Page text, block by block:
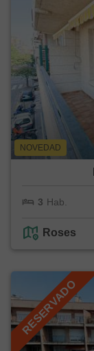
NOVEDAD
3 Hab.
Roses
RESERVADO